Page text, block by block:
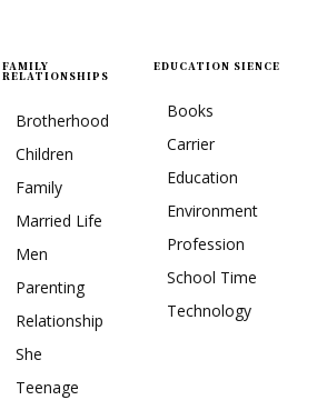
FAMILY
RELATIONSHIPS
Brotherhood
Children
Family
Married Life
Men
Parenting
Relationship
She
Teenage
EDUCATION SIENCE
Books
Carrier
Education
Environment
Profession
School Time
Technology